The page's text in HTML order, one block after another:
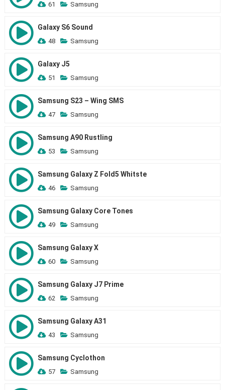
61 Samsung
Galaxy S6 Sound
48 Samsung
Galaxy J5
51 Samsung
Samsung S23 – Wing SMS
47 Samsung
Samsung A90 Rustling
53 Samsung
Samsung Galaxy Z Fold5 Whitste
46 Samsung
Samsung Galaxy Core Tones
49 Samsung
Samsung Galaxy X
60 Samsung
Samsung Galaxy J7 Prime
62 Samsung
Samsung Galaxy A31
43 Samsung
Samsung Cyclothon
57 Samsung